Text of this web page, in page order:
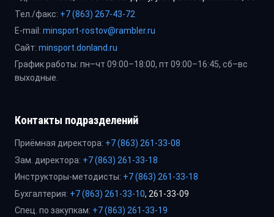
Тел./факс: +7 (863) 267-43-72
E-mail: minsport-rostov@rambler.ru
Сайт: minsport.donland.ru
График работы: пн–чт 09:00–18:00, пт 09:00–16:45, сб–вс
выходные.
Контакты подразделений
Приёмная директора: +7 (863) 261-33-08
Зам. директора: +7 (863) 261-33-18
Инструкторы-методисты: +7 (863) 261-33-18
Бухгалтерия: +7 (863) 261-33-10, 261-33-09
Спец. по закупкам: +7 (863) 261-33-19